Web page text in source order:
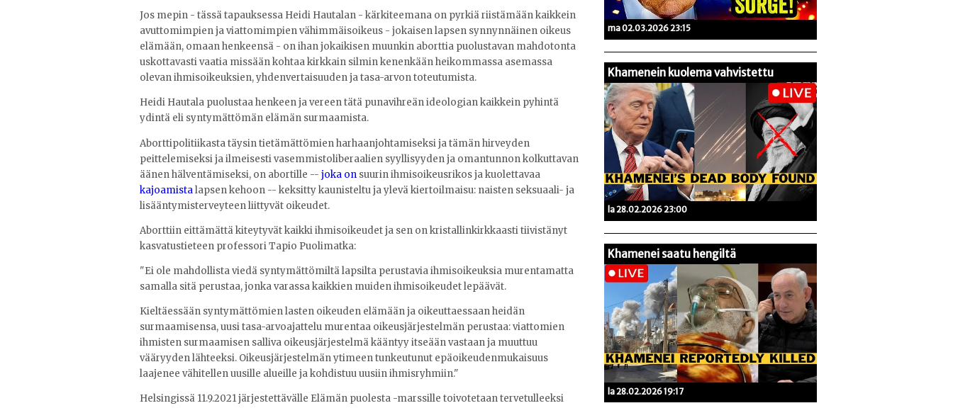
Jos mepin - tässä tapauksessa Heidi Hautalan - kärkiteemana on pyrkiä riistämään kaikkein
avuttomimpien ja viattomimpien vähimmäisoikeus - jokaisen lapsen synnynnäinen oikeus
elämään, omaan henkeensä - on ihan jokaikisen muunkin aborttia puolustavan mahdotonta
uskottavasti vaatia missään kohtaa kirkkain silmin kenenkään heikommassa asemassa
olevan ihmisoikeuksien, yhdenvertaisuuden ja tasa-arvon toteutumista.
Heidi Hautala puolustaa henkeen ja vereen tätä punavihreän ideologian kaikkein pyhintä
ydintä eli syntymättömän elämän surmaamista.
Aborttipolitiikasta täysin tietämättömien harhaanjohtamiseksi ja tämän hirveyden
peittelemiseksi ja ilmeisesti vasemmistoliberaalien syyllisyyden ja omantunnon kolkuttavan
äänen hälventämiseksi, on abortille -- joka on suurin ihmisoikeusrikos ja kuolettavaa
kajoamistalapsen kehoon -- keksitty kaunisteltu ja ylevä kiertoilmaisu: naisten seksuaali- ja
lisääntymisterveyteen liittyvät oikeudet.
Aborttiin eittämättä kiteytyvät kaikki ihmisoikeudet ja sen on kristallinkirkkaasti tiivistänyt
kasvatustieteen professori Tapio Puolimatka:
"Ei ole mahdollista viedä syntymättömiltä lapsilta perustavia ihmisoikeuksia murentamatta
samalla sitä perustaa, jonka varassa kaikkien muiden ihmisoikeudet lepäävät.
Kieltäessään syntymättömien lasten oikeuden elämään ja oikeuttaessaan heidän
surmaamisensa, uusi tasa-arvoajattelu murentaa oikeusjärjestelmän perustaa: viattomien
ihmisten surmaamisen salliva oikeusjärjestelmä kääntyy itseään vastaan ja muuttuu
vääryyden lähteeksi. Oikeusjärjestelmän ytimeen tunkeutunut epäoikeudenmukaisuus
laajenee vähitellen uusille alueille ja kohdistuu uusiin ihmisryhmiin."
Helsingissä 11.9.2021 järjestettävälle Elämän puolesta -marssille toivotetaan tervetulleeksi
ma 02.03.2026 23:15
Khamenein kuolema vahvistettu
la 28.02.2026 23:00
Khamenei saatu hengiltä
la 28.02.2026 19:17